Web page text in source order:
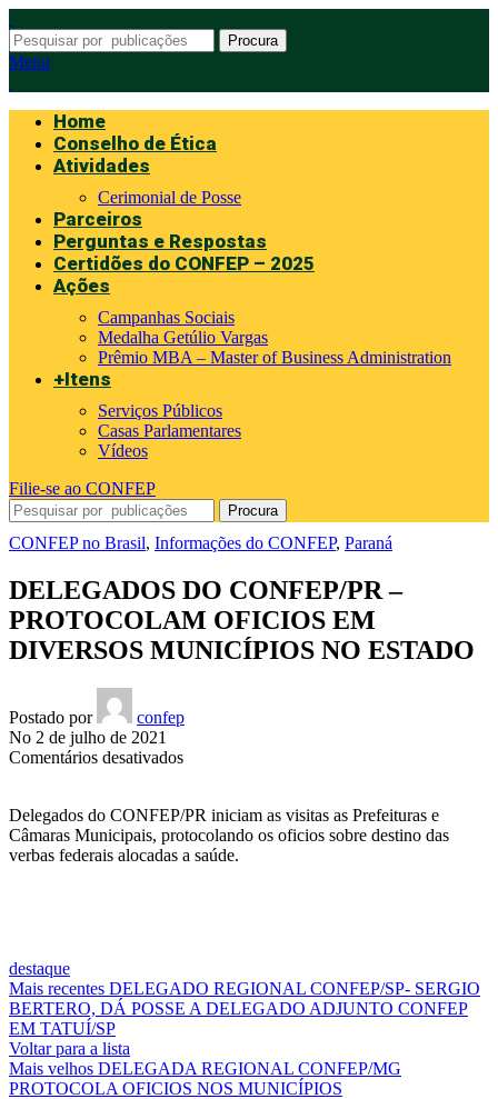
Procura
Menu
Home
Conselho de Ética
Atividades
Cerimonial de Posse
Parceiros
Perguntas e Respostas
Certidões do CONFEP – 2025
Ações
Campanhas Sociais
Medalha Getúlio Vargas
Prêmio MBA – Master of Business Administration
+Itens
Serviços Públicos
Casas Parlamentares
Vídeos
Filie-se ao CONFEP
Procura
CONFEP no Brasil, Informações do CONFEP, Paraná
DELEGADOS DO CONFEP/PR –
PROTOCOLAM OFICIOS EM
DIVERSOS MUNICÍPIOS NO ESTADO
Postado por
confep
No 2 de julho de 2021
Comentários desativadosem
CONFEP/PR
–
PROTOCOLAM
Delegados do CONFEP/PR iniciam as visitas as Prefeituras e
Câmaras Municipais, protocolando os oficios sobre destino das
verbas federais alocadas a saúde.
destaque
Mais recentes DELEGADO REGIONAL CONFEP/SP- SERGIO
BERTERO, DÁ POSSE A DELEGADO ADJUNTO CONFEP
EM TATUÍ/SP
Voltar para a lista
Mais velhos DELEGADA REGIONAL CONFEP/MG
PROTOCOLA OFICIOS NOS MUNICÍPIOS